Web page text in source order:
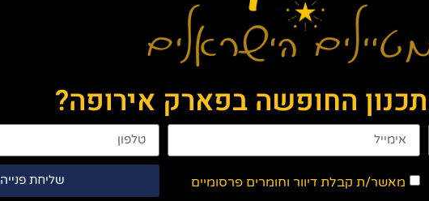
החופשה בפארק אירופה?
מאשר/ת קבלת דיוור וחומרים פרסומיים שליחת פנייה